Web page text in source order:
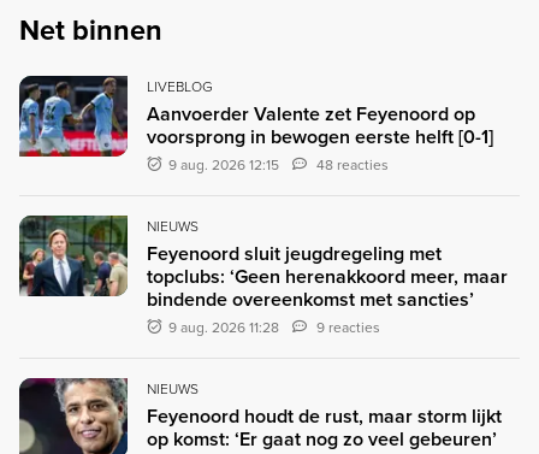
Net binnen
LIVEBLOG
Aanvoerder Valente zet Feyenoord op
voorsprong in bewogen eerste helft [0-1]
9 aug. 2026 12:15 48 reacties
NIEUWS
Feyenoord sluit jeugdregeling met
topclubs: ‘Geen herenakkoord meer, maar
bindende overeenkomst met sancties’
9 aug. 2026 11:28 9 reacties
NIEUWS
Feyenoord houdt de rust, maar storm lijkt
op komst: ‘Er gaat nog zo veel gebeuren’